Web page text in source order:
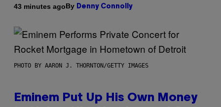
43 minutes agoBy Denny Connolly
PHOTO BY AARON J. THORNTON/GETTY IMAGES
Eminem Put Up His Own Money